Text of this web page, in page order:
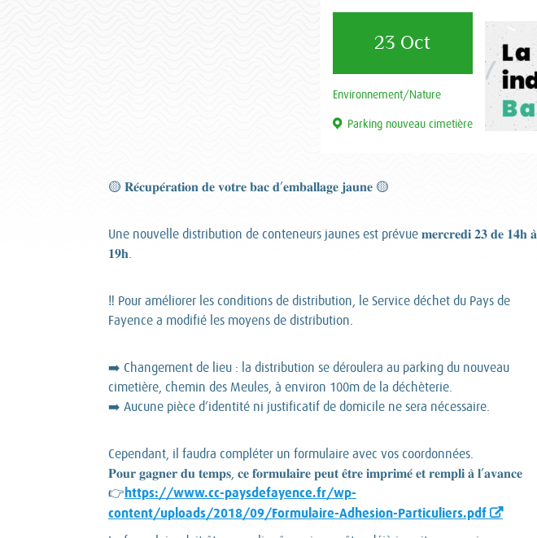
23 Oct
Environnement/Nature
Parking nouveau cimetière
🟡 𝐑𝐞́𝐜𝐮𝐩𝐞́𝐫𝐚𝐭𝐢𝐨𝐧 𝐝𝐞 𝐯𝐨𝐭𝐫𝐞 𝐛𝐚𝐜 𝐝’𝐞𝐦𝐛𝐚𝐥𝐥𝐚𝐠𝐞 𝐣𝐚𝐮𝐧𝐞 🟡
Une nouvelle distribution de conteneurs jaunes est prévue 𝐦𝐞𝐫𝐜𝐫𝐞𝐝𝐢 𝟐𝟑 𝐝𝐞 𝟏𝟒𝐡 𝐚̀
𝟏𝟗𝐡.
‼ Pour améliorer les conditions de distribution, le Service déchet du Pays de
Fayence a modifié les moyens de distribution.
➡️ Changement de lieu : la distribution se déroulera au parking du nouveau
cimetière, chemin des Meules, à environ 100m de la déchèterie.
➡️ Aucune pièce d’identité ni justificatif de domicile ne sera nécessaire.
Cependant, il faudra compléter un formulaire avec vos coordonnées.
𝐏𝐨𝐮𝐫 𝐠𝐚𝐠𝐧𝐞𝐫 𝐝𝐮 𝐭𝐞𝐦𝐩𝐬, 𝐜𝐞 𝐟𝐨𝐫𝐦𝐮𝐥𝐚𝐢𝐫𝐞 𝐩𝐞𝐮𝐭 𝐞̂𝐭𝐫𝐞 𝐢𝐦𝐩𝐫𝐢𝐦𝐞́ 𝐞𝐭 𝐫𝐞𝐦𝐩𝐥𝐢 𝐚̀ 𝐥’𝐚𝐯𝐚𝐧𝐜𝐞
👉 https://www.cc-paysdefayence.fr/wp-
content/uploads/2018/09/Formulaire-Adhesion-Particuliers.pdf